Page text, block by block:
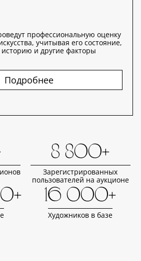
профессиональную оценку
учитывая его состояние,
историю и другие факторы
Подробнее
8 800+
Зарегистрированных
пользователей на аукционе
16 000+
Художников в базе